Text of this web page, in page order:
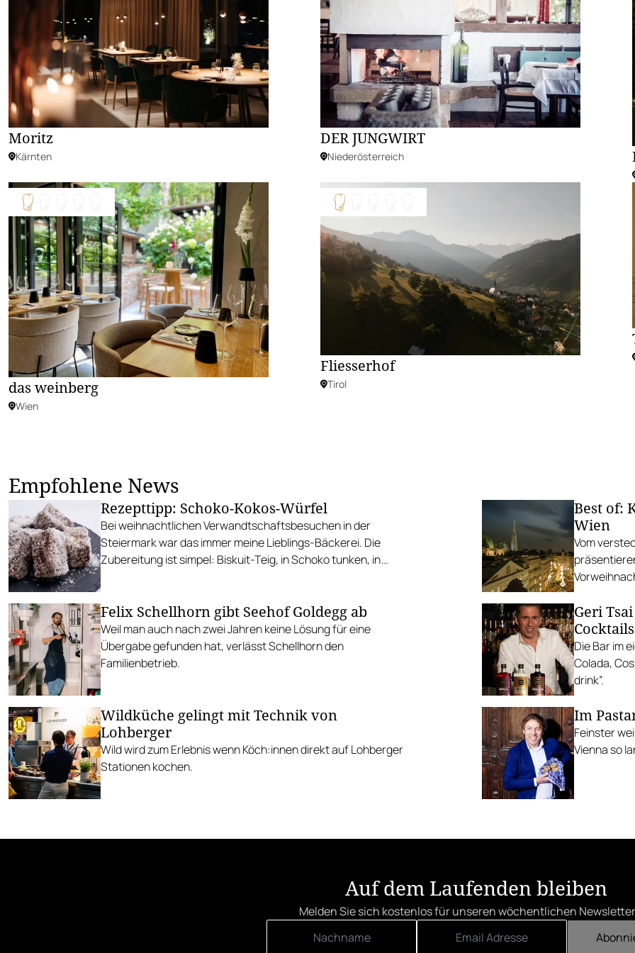
Moritz
Kärnten
DER JUNGWIRT
Niederösterreich
das weinberg
Wien
Fliesserhof
Tirol
Empfohlene News
Rezepttipp: Schoko-Kokos-Würfel
Bei weihnachtlichen Verwandtschaftsbesuchen in der
Steiermark war das immer meine Lieblings-Bäckerei. Die
Zubereitung ist simpel: Biskuit-Teig, in Schoko tunken, in
Best of:
Wien
Vom
Felix Schellhorn gibt Seehof Goldegg ab
Weil man auch nach zwei Jahren keine Lösung für eine
Übergabe gefunden hat, verlässt Schellhorn den
Familienbetrieb.
Geri
Cocktails
Die Bar im
Colada,
drink”.
Wildküche gelingt mit Technik von
Lohberger
Wild wird zum Erlebnis wenn Köch:innen direkt auf Lohberger
Stationen kochen.
Im
Feinster
Vienna so
Auf dem Laufenden bleiben
Melden Sie sich kostenlos für unseren wöchentlichen